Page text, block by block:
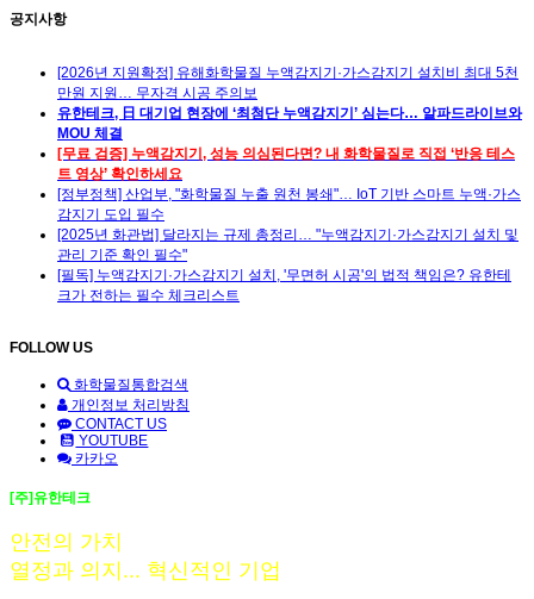
공지사항
[2026년 지원확정] 유해화학물질 누액감지기·가스감지기 설치비 최대 5천
만원 지원… 무자격 시공 주의보
유한테크, 日 대기업 현장에 ‘최첨단 누액감지기’ 심는다… 알파드라이브와
MOU 체결
[무료 검증] 누액감지기, 성능 의심된다면? 내 화학물질로 직접 ‘반응 테스
트 영상’ 확인하세요
[정부정책] 산업부, "화학물질 누출 원천 봉쇄"… IoT 기반 스마트 누액·가스
감지기 도입 필수
[2025년 화관법] 달라지는 규제 총정리… "누액감지기·가스감지기 설치 및
관리 기준 확인 필수"
[필독] 누액감지기·가스감지기 설치, '무면허 시공'의 법적 책임은? 유한테
크가 전하는 필수 체크리스트
FOLLOW US
화학물질통합검색
개인정보 처리방침
CONTACT US
YOUTUBE
카카오
[주]유한테크
안전의 가치
열정과 의지... 혁신적인 기업